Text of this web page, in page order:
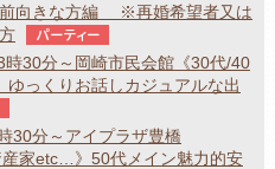
前向きな方編 ※再婚希望者又は
パーティー
時30分～岡崎市民会館《30代/40
ゆっくりお話しカジュアルな出
30分～アイプラザ豊橋
家etc…》50代メイン魅力的安